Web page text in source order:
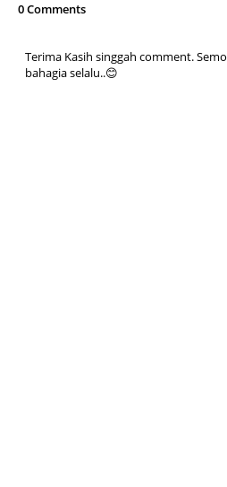
0 Comments
Terima Kasih singgah comment.
bahagia selalu..😊